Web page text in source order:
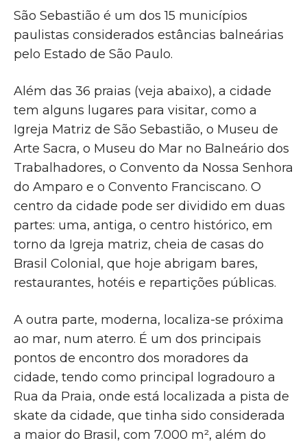
São Sebastião é um dos 15 municípios
paulistas considerados estâncias balneárias
pelo Estado de São Paulo.
Além das 36 praias (veja abaixo), a cidade
tem alguns lugares para visitar, como a
Igreja Matriz de São Sebastião, o Museu de
Arte Sacra, o Museu do Mar no Balneário dos
Trabalhadores, o Convento da Nossa Senhora
do Amparo e o Convento Franciscano. O
centro da cidade pode ser dividido em duas
partes: uma, antiga, o centro histórico, em
torno da Igreja matriz, cheia de casas do
Brasil Colonial, que hoje abrigam bares,
restaurantes, hotéis e repartições públicas.
A outra parte, moderna, localiza-se próxima
ao mar, num aterro. É um dos principais
pontos de encontro dos moradores da
cidade, tendo como principal logradouro a
Rua da Praia, onde está localizada a pista de
skate da cidade, que tinha sido considerada
a maior do Brasil, com 7.000 m², além do